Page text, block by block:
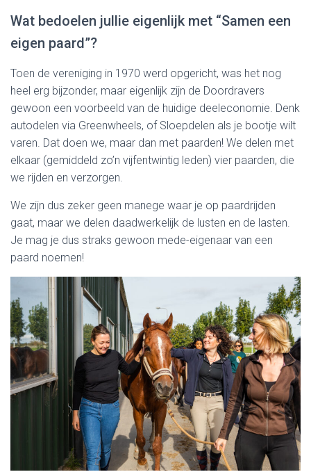
Wat bedoelen jullie eigenlijk met “Samen een
eigen paard”?
Toen de vereniging in 1970 werd opgericht, was het nog
heel erg bijzonder, maar eigenlijk zijn de Doordravers
gewoon een voorbeeld van de huidige deeleconomie. Denk
autodelen via Greenwheels, of Sloepdelen als je bootje wilt
varen. Dat doen we, maar dan met paarden! We delen met
elkaar (gemiddeld zo’n vijfentwintig leden) vier paarden, die
we rijden en verzorgen.
We zijn dus zeker geen manege waar je op paardrijden
gaat, maar we delen daadwerkelijk de lusten en de lasten.
Je mag je dus straks gewoon mede-eigenaar van een
paard noemen!